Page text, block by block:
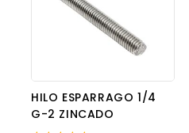
HILO ESPARRAGO 1/4
G-2 ZINCADO